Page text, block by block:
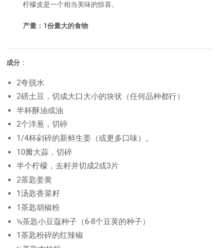
柠檬皮是一个相当美味的惊喜。
产量：1份量大的食物
成分 ：
2夸脱水
2磅土豆，切成大口大小的块状（任何品种都行）
半杯酥油或油
2个洋葱，切碎
1/4杯剁碎的新鲜生姜（或更多口味）。
10瓣大蒜，切碎
半个柠檬，去籽并切成2或3片
2茶匙姜黄
1汤匙香菜籽
1茶匙胡椒粉
½茶匙小豆蔻种子（6-8个豆荚的种子）
1茶匙粉碎的红辣椒